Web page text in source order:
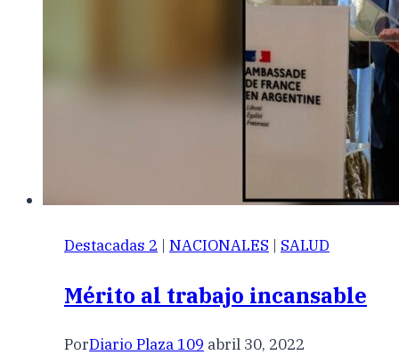
Destacadas 2 | NACIONALES | SALUD
Mérito al trabajo incansable
PorDiario Plaza 109 abril 30, 2022